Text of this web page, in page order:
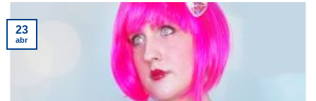
23
abr